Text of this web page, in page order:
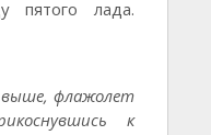
пятого лада.
выше, флажолет
к